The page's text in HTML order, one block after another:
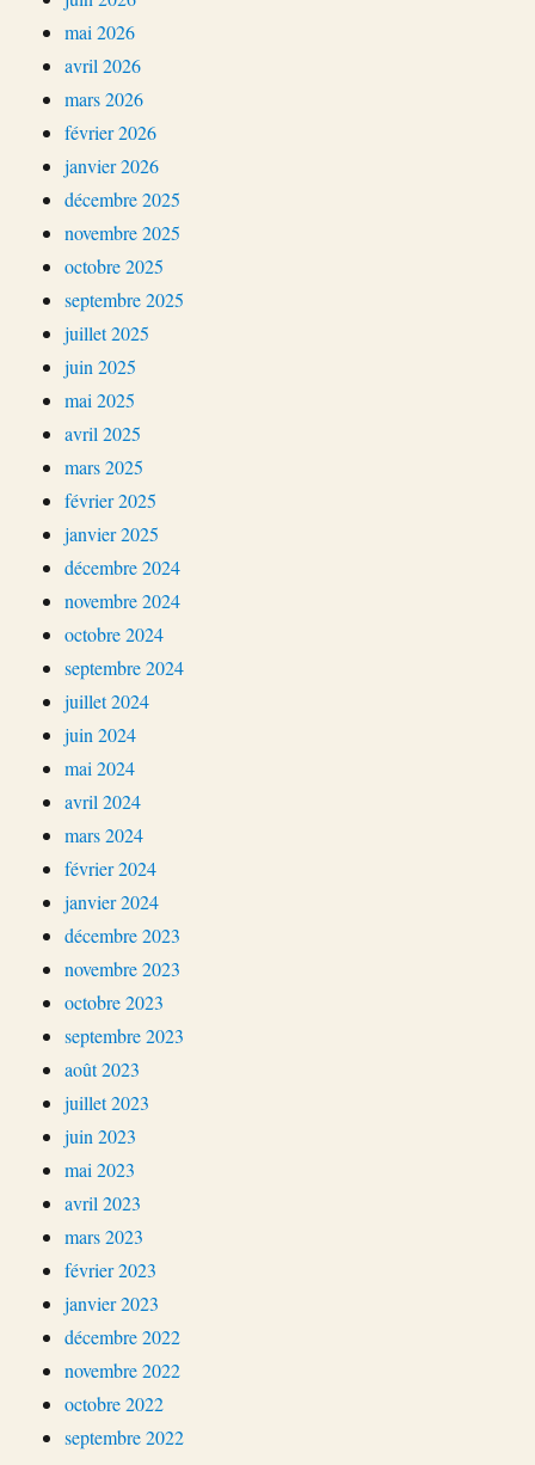
mai 2026
avril 2026
mars 2026
février 2026
janvier 2026
décembre 2025
novembre 2025
octobre 2025
septembre 2025
juillet 2025
juin 2025
mai 2025
avril 2025
mars 2025
février 2025
janvier 2025
décembre 2024
novembre 2024
octobre 2024
septembre 2024
juillet 2024
juin 2024
mai 2024
avril 2024
mars 2024
février 2024
janvier 2024
décembre 2023
novembre 2023
octobre 2023
septembre 2023
août 2023
juillet 2023
juin 2023
mai 2023
avril 2023
mars 2023
février 2023
janvier 2023
décembre 2022
novembre 2022
octobre 2022
septembre 2022